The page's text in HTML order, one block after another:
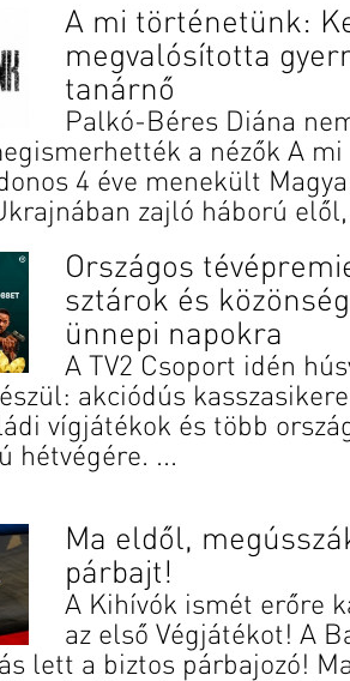
A mi történetünk:
megvalósította
tanárnő
Palkó-Béres Diána
a nézők A
4 éve menekült
zajló háború
Országos
sztárok és
ünnepi napokra
A TV2 Csoport idén
akciódús
vígjátékok és több
hétvégére. ...
Ma eldől,
párbajt!
A Kihívók ismét erőre
az első Végjátékot! A
lett a biztos párbajozó!